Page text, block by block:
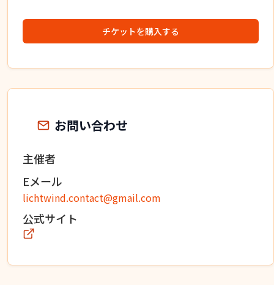
チケットを購入する
お問い合わせ
主催者
Eメール
lichtwind.contact@gmail.com
公式サイト